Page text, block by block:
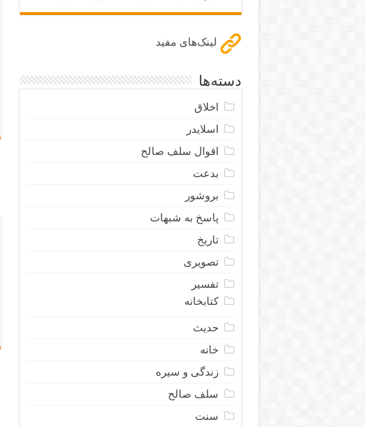
لینک‌های مفید
دسته‌ها
اخلاق
اسلایدر
اقوال سلف صالح
بدعت
بروشور
پاسخ به شبهات
تاریخ
تصویری
تفسیر
کتابخانه
حدیث
خانه
زندگی و سیره
سلف صالح
سنت